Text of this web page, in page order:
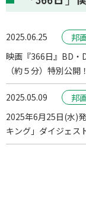
2025.06.25
邦
映画『366日』BD・
（約５分）特別公開！
2025.05.09
邦
2025年6月25日(水)
キング」ダイジェス